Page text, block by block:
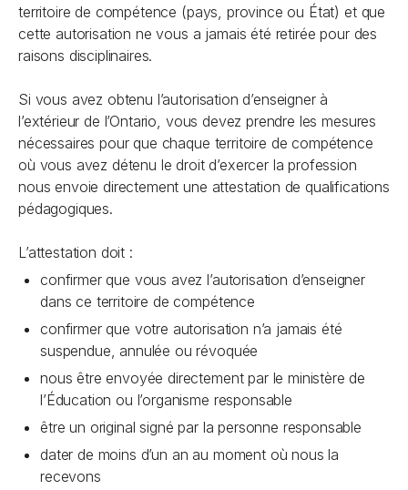
territoire de compétence (pays, province ou État) et que
cette autorisation ne vous a jamais été retirée pour des
raisons disciplinaires.
Si vous avez obtenu l’autorisation d’enseigner à
l’extérieur de l’Ontario, vous devez prendre les mesures
nécessaires pour que chaque territoire de compétence
où vous avez détenu le droit d’exercer la profession
nous envoie directement une attestation de qualifications
pédagogiques.
L’attestation doit :
confirmer que vous avez l’autorisation d’enseigner
dans ce territoire de compétence
confirmer que votre autorisation n’a jamais été
suspendue, annulée ou révoquée
nous être envoyée directement par le ministère de
l’Éducation ou l’organisme responsable
être un original signé par la personne responsable
dater de moins d’un an au moment où nous la
recevons